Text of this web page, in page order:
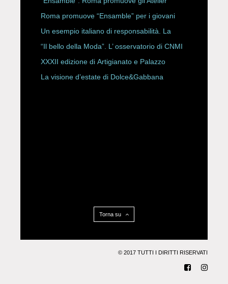
Storici
Roma promuove “Ensamble” per i giovani
Un esempio italiano di responsabilità. La
Rete Slow Fiber
“Il bello della Moda”. L’ osservatorio di CNMI
XXXII edizione di Artigianato e Palazzo
La visione d’estate di Dolce&Gabbana
Torna su
© 2017 TUTTI I DIRITTI RISERVATI